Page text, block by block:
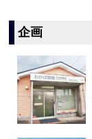
企画